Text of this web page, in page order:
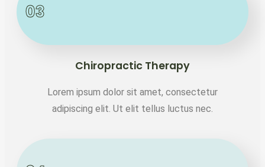
03
Chiropractic Therapy
Lorem ipsum dolor sit amet, consectetur
adipiscing elit. Ut elit tellus luctus nec.